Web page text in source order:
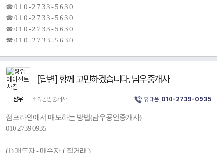
☎ 0 1 0 - 2 7 3 3 - 5 6 3 0
☎ 0 1 0 - 2 7 3 3 - 5 6 3 0
☎ 0 1 0 - 2 7 3 3 - 5 6 3 0
☎ 0 1 0 - 2 7 3 3 - 5 6 3 0
[답변] 함께 고민하겠습니다. 남우중개사
남우 소속공인중개사 휴대폰 010-2739-0935
점포라인에서 매도하는 방법(남우공인중개사)
010 2739 0935
(1) 매도자 - 매수자 ( 직거래 )